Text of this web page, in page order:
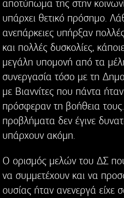
αποτύπωμα της στην
υπάρχει θετικό πρόσημο.
ανεπάρκειες υπήρξαν
και πολλές δυσκολίες,
μεγάλη υπομονή από τα
συνεργασία τόσο με τη
με Βιαννίτες που πάντα
πρόσφεραν τη βοήθεια
προβλήματα δεν έγινε
υπάρχουν ακόμη.
Ο ορισμός μελών του ΔΣ
να συμμετέχουν και να
ουσίας ήταν ανενεργά είχε